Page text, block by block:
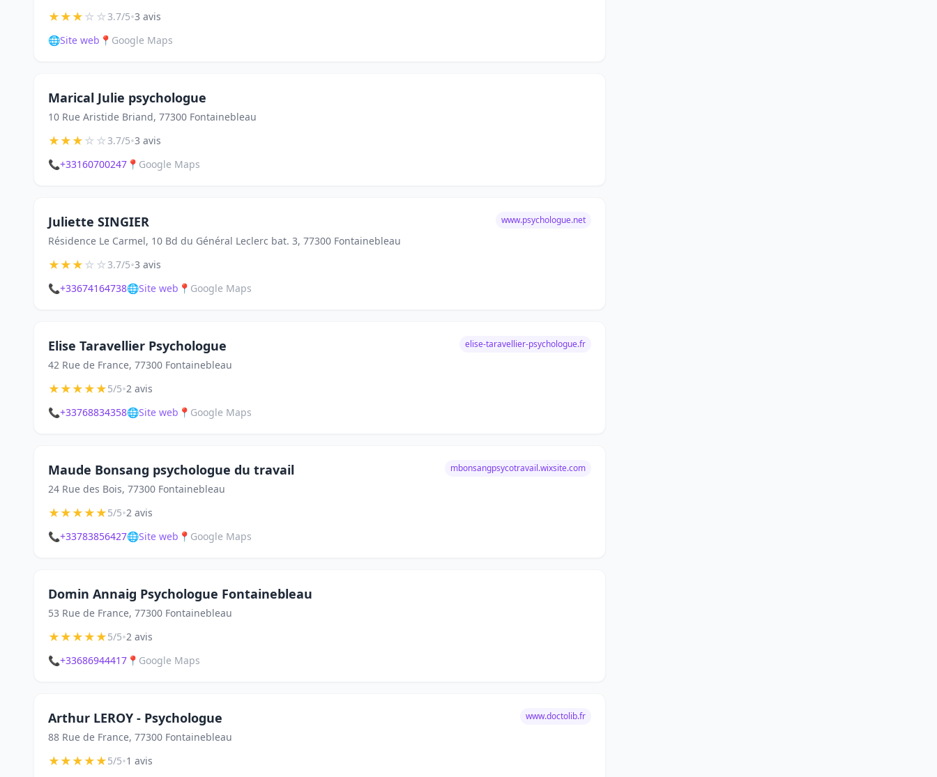
★★★☆☆3.7/5•3 avis
🌐Site web 📍 Google Maps
Marical Julie psychologue
10 Rue Aristide Briand, 77300 Fontainebleau
★★★☆☆3.7/5•3 avis
📞+33160700247 📍 Google Maps
Juliette SINGIER
Résidence Le Carmel, 10 Bd du Général Leclerc bat. 3, 77300 Fontainebleau
www.psychologue.net
★★★☆☆3.7/5•3 avis
📞+33674164738🌐Site web 📍 Google Maps
Elise Taravellier Psychologue
42 Rue de France, 77300 Fontainebleau
elise-taravellier-psychologue.fr
★★★★★5/5•2 avis
📞+33768834358🌐Site web 📍 Google Maps
Maude Bonsang psychologue du travail
24 Rue des Bois, 77300 Fontainebleau
mbonsangpsycotravail.wixsite.com
★★★★★5/5•2 avis
📞+33783856427🌐Site web 📍 Google Maps
Domin Annaig Psychologue Fontainebleau
53 Rue de France, 77300 Fontainebleau
★★★★★5/5•2 avis
📞+33686944417 📍 Google Maps
Arthur LEROY - Psychologue
88 Rue de France, 77300 Fontainebleau
www.doctolib.fr
★★★★★5/5•1 avis